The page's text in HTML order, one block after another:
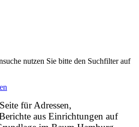
nutzen Sie bitte den Suchfilter auf
für Adressen,
aus Einrichtungen auf